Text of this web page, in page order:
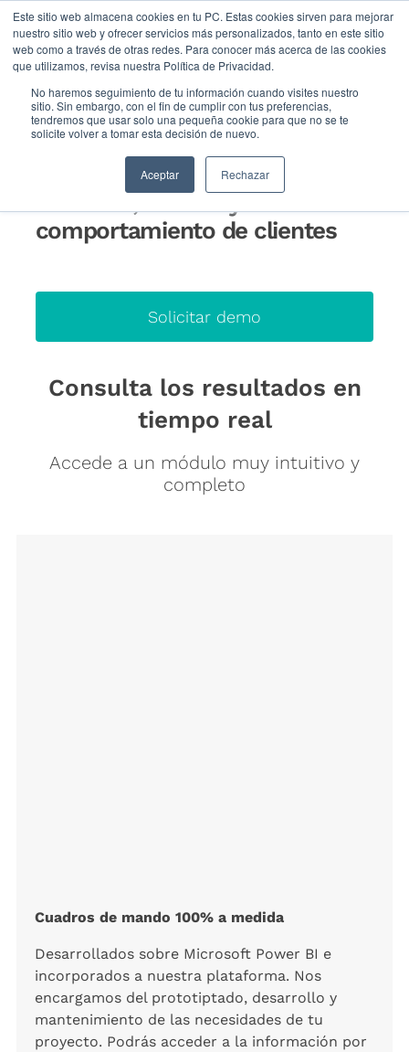
Este sitio web almacena cookies en tu PC. Estas cookies sirven para mejorar
nuestro sitio web y ofrecer servicios más personalizados, tanto en este sitio
web como a través de otras redes. Para conocer más acerca de las cookies
que utilizamos, revisa nuestra Política de Privacidad.
No haremos seguimiento de tu información cuando visites nuestro
sitio. Sin embargo, con el fin de cumplir con tus preferencias,
tendremos que usar solo una pequeña cookie para que no se te
solicite volver a tomar esta decisión de nuevo.
Aceptar Rechazar
Inicio>Experiencia cliente>Dashboards intuitivos
Análisis de información – BI
Dashboards intuitivos para
comportamiento de clientes
Solicitar demo
Consulta los resultados en
tiempo real
Accede a un módulo muy intuitivo y
completo
Cuadros de mando 100% a medida
Desarrollados sobre Microsoft Power BI e
incorporados a nuestra plataforma. Nos
encargamos del prototiptado, desarrollo y
mantenimiento de las necesidades de tu
proyecto. Podrás acceder a la información por